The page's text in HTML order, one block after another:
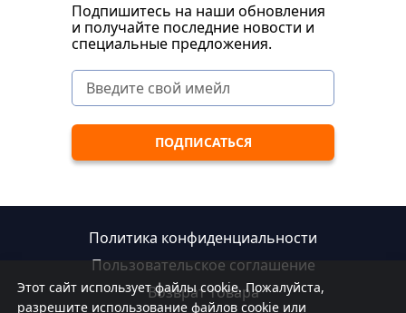
Этот сайт использует файлы cookie. Пожалуйста,
разрешите использование файлов cookie или
Подпишитесь на наши обновления
и получайте последние новости и
специальные предложения.
Политика конфиденциальности
Пользовательское соглашение
Возврат товара